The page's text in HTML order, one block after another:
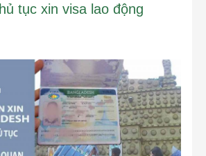
tục xin visa lao động